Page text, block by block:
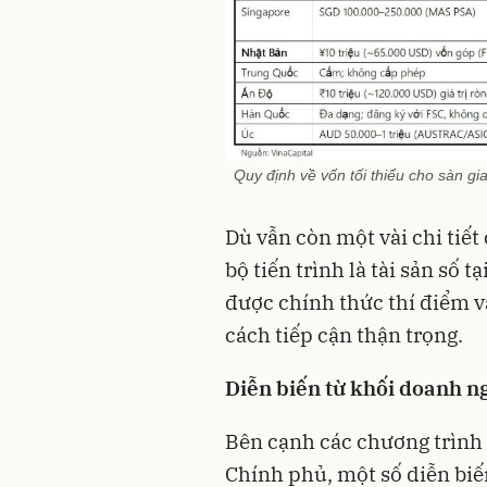
Quy định về vốn tối thiểu cho sàn
Dù vẫn còn một vài chi
bộ tiến trình là tài sản số
được chính thức thí điểm
cách tiếp cận thận trọng.
Diễn biến từ khối doanh
Bên cạnh các chương
Chính phủ, một số diễn